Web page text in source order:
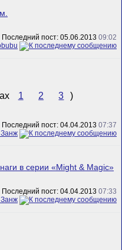
Последний пост: 05.06.2013 09:02
1 2 3 )
Последний пост: 04.04.2013 07:37
в серии «Might & Magic»
Последний пост: 04.04.2013 07:33